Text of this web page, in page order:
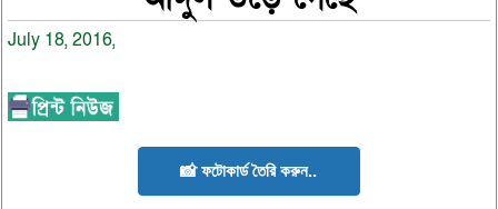
July 18, 2016,
📸 ফটোকার্ড তৈরি করুন..